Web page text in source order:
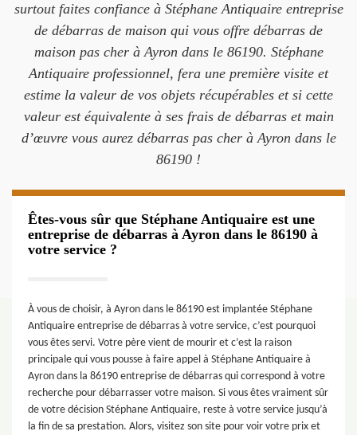
surtout faites confiance à Stéphane Antiquaire entreprise
de débarras de maison qui vous offre débarras de
maison pas cher à Ayron dans le 86190. Stéphane
Antiquaire professionnel, fera une première visite et
estime la valeur de vos objets récupérables et si cette
valeur est équivalente à ses frais de débarras et main
d’œuvre vous aurez débarras pas cher à Ayron dans le
86190 !
Êtes-vous sûr que Stéphane Antiquaire est une
entreprise de débarras à Ayron dans le 86190 à
votre service ?
À vous de choisir, à Ayron dans le 86190 est implantée Stéphane
Antiquaire entreprise de débarras à votre service, c’est pourquoi
vous êtes servi. Votre père vient de mourir et c’est la raison
principale qui vous pousse à faire appel à Stéphane Antiquaire à
Ayron dans la 86190 entreprise de débarras qui correspond à votre
recherche pour débarrasser votre maison. Si vous êtes vraiment sûr
de votre décision Stéphane Antiquaire, reste à votre service jusqu’à
la fin de sa prestation. Alors, visitez son site pour voir votre prix et